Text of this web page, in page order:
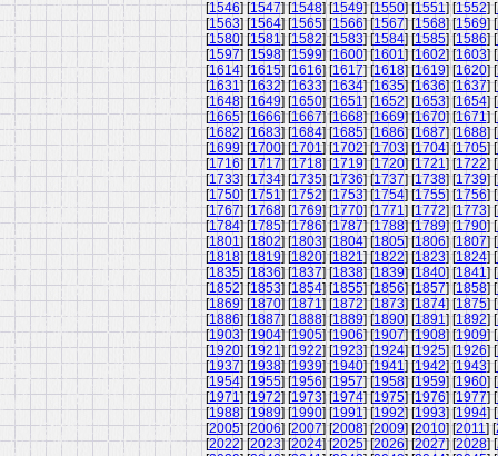
[1546] [1547] [1548] [1549] [1550] [1551] [1552] [
[1563] [1564] [1565] [1566] [1567] [1568] [1569] [
[1580] [1581] [1582] [1583] [1584] [1585] [1586] [
[1597] [1598] [1599] [1600] [1601] [1602] [1603] [
[1614] [1615] [1616] [1617] [1618] [1619] [1620] [
[1631] [1632] [1633] [1634] [1635] [1636] [1637] [
[1648] [1649] [1650] [1651] [1652] [1653] [1654] [
[1665] [1666] [1667] [1668] [1669] [1670] [1671] [
[1682] [1683] [1684] [1685] [1686] [1687] [1688] [
[1699] [1700] [1701] [1702] [1703] [1704] [1705] [
[1716] [1717] [1718] [1719] [1720] [1721] [1722] [
[1733] [1734] [1735] [1736] [1737] [1738] [1739] [
[1750] [1751] [1752] [1753] [1754] [1755] [1756] [
[1767] [1768] [1769] [1770] [1771] [1772] [1773] [
[1784] [1785] [1786] [1787] [1788] [1789] [1790] [
[1801] [1802] [1803] [1804] [1805] [1806] [1807] [
[1818] [1819] [1820] [1821] [1822] [1823] [1824] [
[1835] [1836] [1837] [1838] [1839] [1840] [1841] [
[1852] [1853] [1854] [1855] [1856] [1857] [1858] [
[1869] [1870] [1871] [1872] [1873] [1874] [1875] [
[1886] [1887] [1888] [1889] [1890] [1891] [1892] [
[1903] [1904] [1905] [1906] [1907] [1908] [1909] [
[1920] [1921] [1922] [1923] [1924] [1925] [1926] [
[1937] [1938] [1939] [1940] [1941] [1942] [1943] [
[1954] [1955] [1956] [1957] [1958] [1959] [1960] [
[1971] [1972] [1973] [1974] [1975] [1976] [1977] [
[1988] [1989] [1990] [1991] [1992] [1993] [1994] [
[2005] [2006] [2007] [2008] [2009] [2010] [2011] [
[2022] [2023] [2024] [2025] [2026] [2027] [2028] [